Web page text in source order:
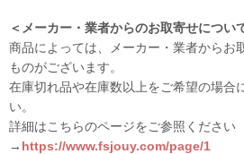
＜メーカー・業者からのお取寄せについ
商品によっては、メーカー・業者からお
ものがございます。
在庫切れ品や在庫数以上をご希望の場合
い。
詳細はこちらのページをご参照ください
→ https://www.fsjouy.com/page/1